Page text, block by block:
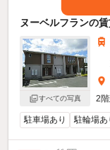
ヌーベルフランの
すべての写真
2
駐車場あり 駐輪場あ